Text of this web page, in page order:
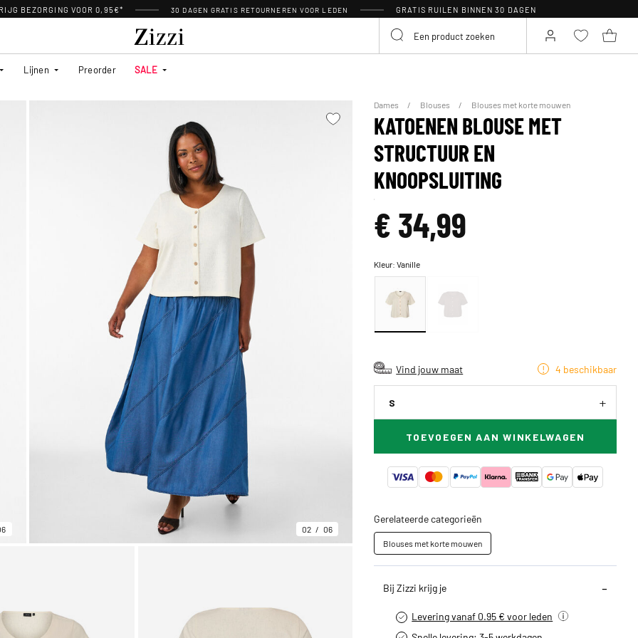
BEZORGING VOOR 0,95€* 30 DAGEN GRATIS RETOURNEREN VOOR LEDEN GRATIS RUILEN BINNEN 30 DAGEN
Lijnen Preorder SALE
02 06
Dames Blouses Blouses met korte mouwen
KATOENEN BLOUSE MET
STRUCTUUR EN
KNOOPSLUITING
€ 34,99
Kleur:Vanille
Vind jouw maat 4 beschikbaar
S
TOEVOEGEN AAN WINKELWAGEN
Gerelateerde categorieën
Blouses met korte mouwen
Bij Zizzi krijg je
Levering vanaf 0.95 € voor leden